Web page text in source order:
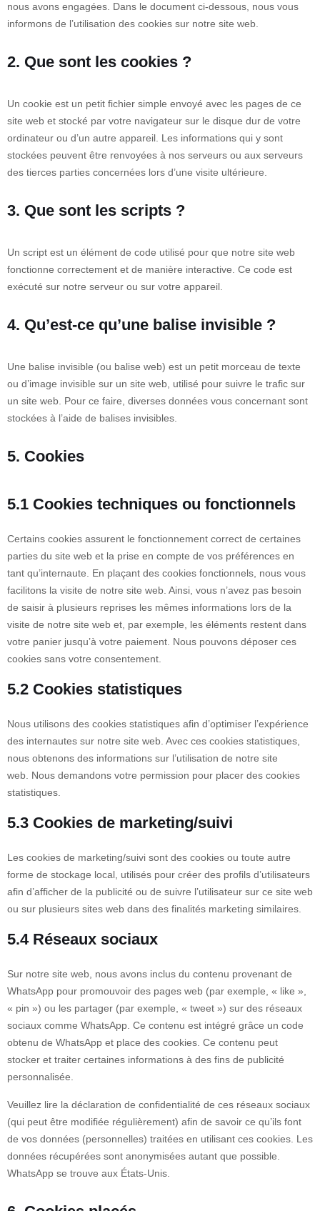
nous avons engagées. Dans le document ci-dessous, nous vous
informons de l’utilisation des cookies sur notre site web.
2. Que sont les cookies ?
Un cookie est un petit fichier simple envoyé avec les pages de ce
site web et stocké par votre navigateur sur le disque dur de votre
ordinateur ou d’un autre appareil. Les informations qui y sont
stockées peuvent être renvoyées à nos serveurs ou aux serveurs
des tierces parties concernées lors d’une visite ultérieure.
3. Que sont les scripts ?
Un script est un élément de code utilisé pour que notre site web
fonctionne correctement et de manière interactive. Ce code est
exécuté sur notre serveur ou sur votre appareil.
4. Qu’est-ce qu’une balise invisible ?
Une balise invisible (ou balise web) est un petit morceau de texte
ou d’image invisible sur un site web, utilisé pour suivre le trafic sur
un site web. Pour ce faire, diverses données vous concernant sont
stockées à l’aide de balises invisibles.
5. Cookies
5.1 Cookies techniques ou fonctionnels
Certains cookies assurent le fonctionnement correct de certaines
parties du site web et la prise en compte de vos préférences en
tant qu’internaute. En plaçant des cookies fonctionnels, nous vous
facilitons la visite de notre site web. Ainsi, vous n’avez pas besoin
de saisir à plusieurs reprises les mêmes informations lors de la
visite de notre site web et, par exemple, les éléments restent dans
votre panier jusqu’à votre paiement. Nous pouvons déposer ces
cookies sans votre consentement.
5.2 Cookies statistiques
Nous utilisons des cookies statistiques afin d’optimiser l’expérience
des internautes sur notre site web. Avec ces cookies statistiques,
nous obtenons des informations sur l’utilisation de notre site
web. Nous demandons votre permission pour placer des cookies
statistiques.
5.3 Cookies de marketing/suivi
Les cookies de marketing/suivi sont des cookies ou toute autre
forme de stockage local, utilisés pour créer des profils d’utilisateurs
afin d’afficher de la publicité ou de suivre l’utilisateur sur ce site web
ou sur plusieurs sites web dans des finalités marketing similaires.
5.4 Réseaux sociaux
Sur notre site web, nous avons inclus du contenu provenant de
WhatsApp pour promouvoir des pages web (par exemple, « like »,
« pin ») ou les partager (par exemple, « tweet ») sur des réseaux
sociaux comme WhatsApp. Ce contenu est intégré grâce un code
obtenu de WhatsApp et place des cookies. Ce contenu peut
stocker et traiter certaines informations à des fins de publicité
personnalisée.
Veuillez lire la déclaration de confidentialité de ces réseaux sociaux
(qui peut être modifiée régulièrement) afin de savoir ce qu’ils font
de vos données (personnelles) traitées en utilisant ces cookies. Les
données récupérées sont anonymisées autant que possible.
WhatsApp se trouve aux États-Unis.